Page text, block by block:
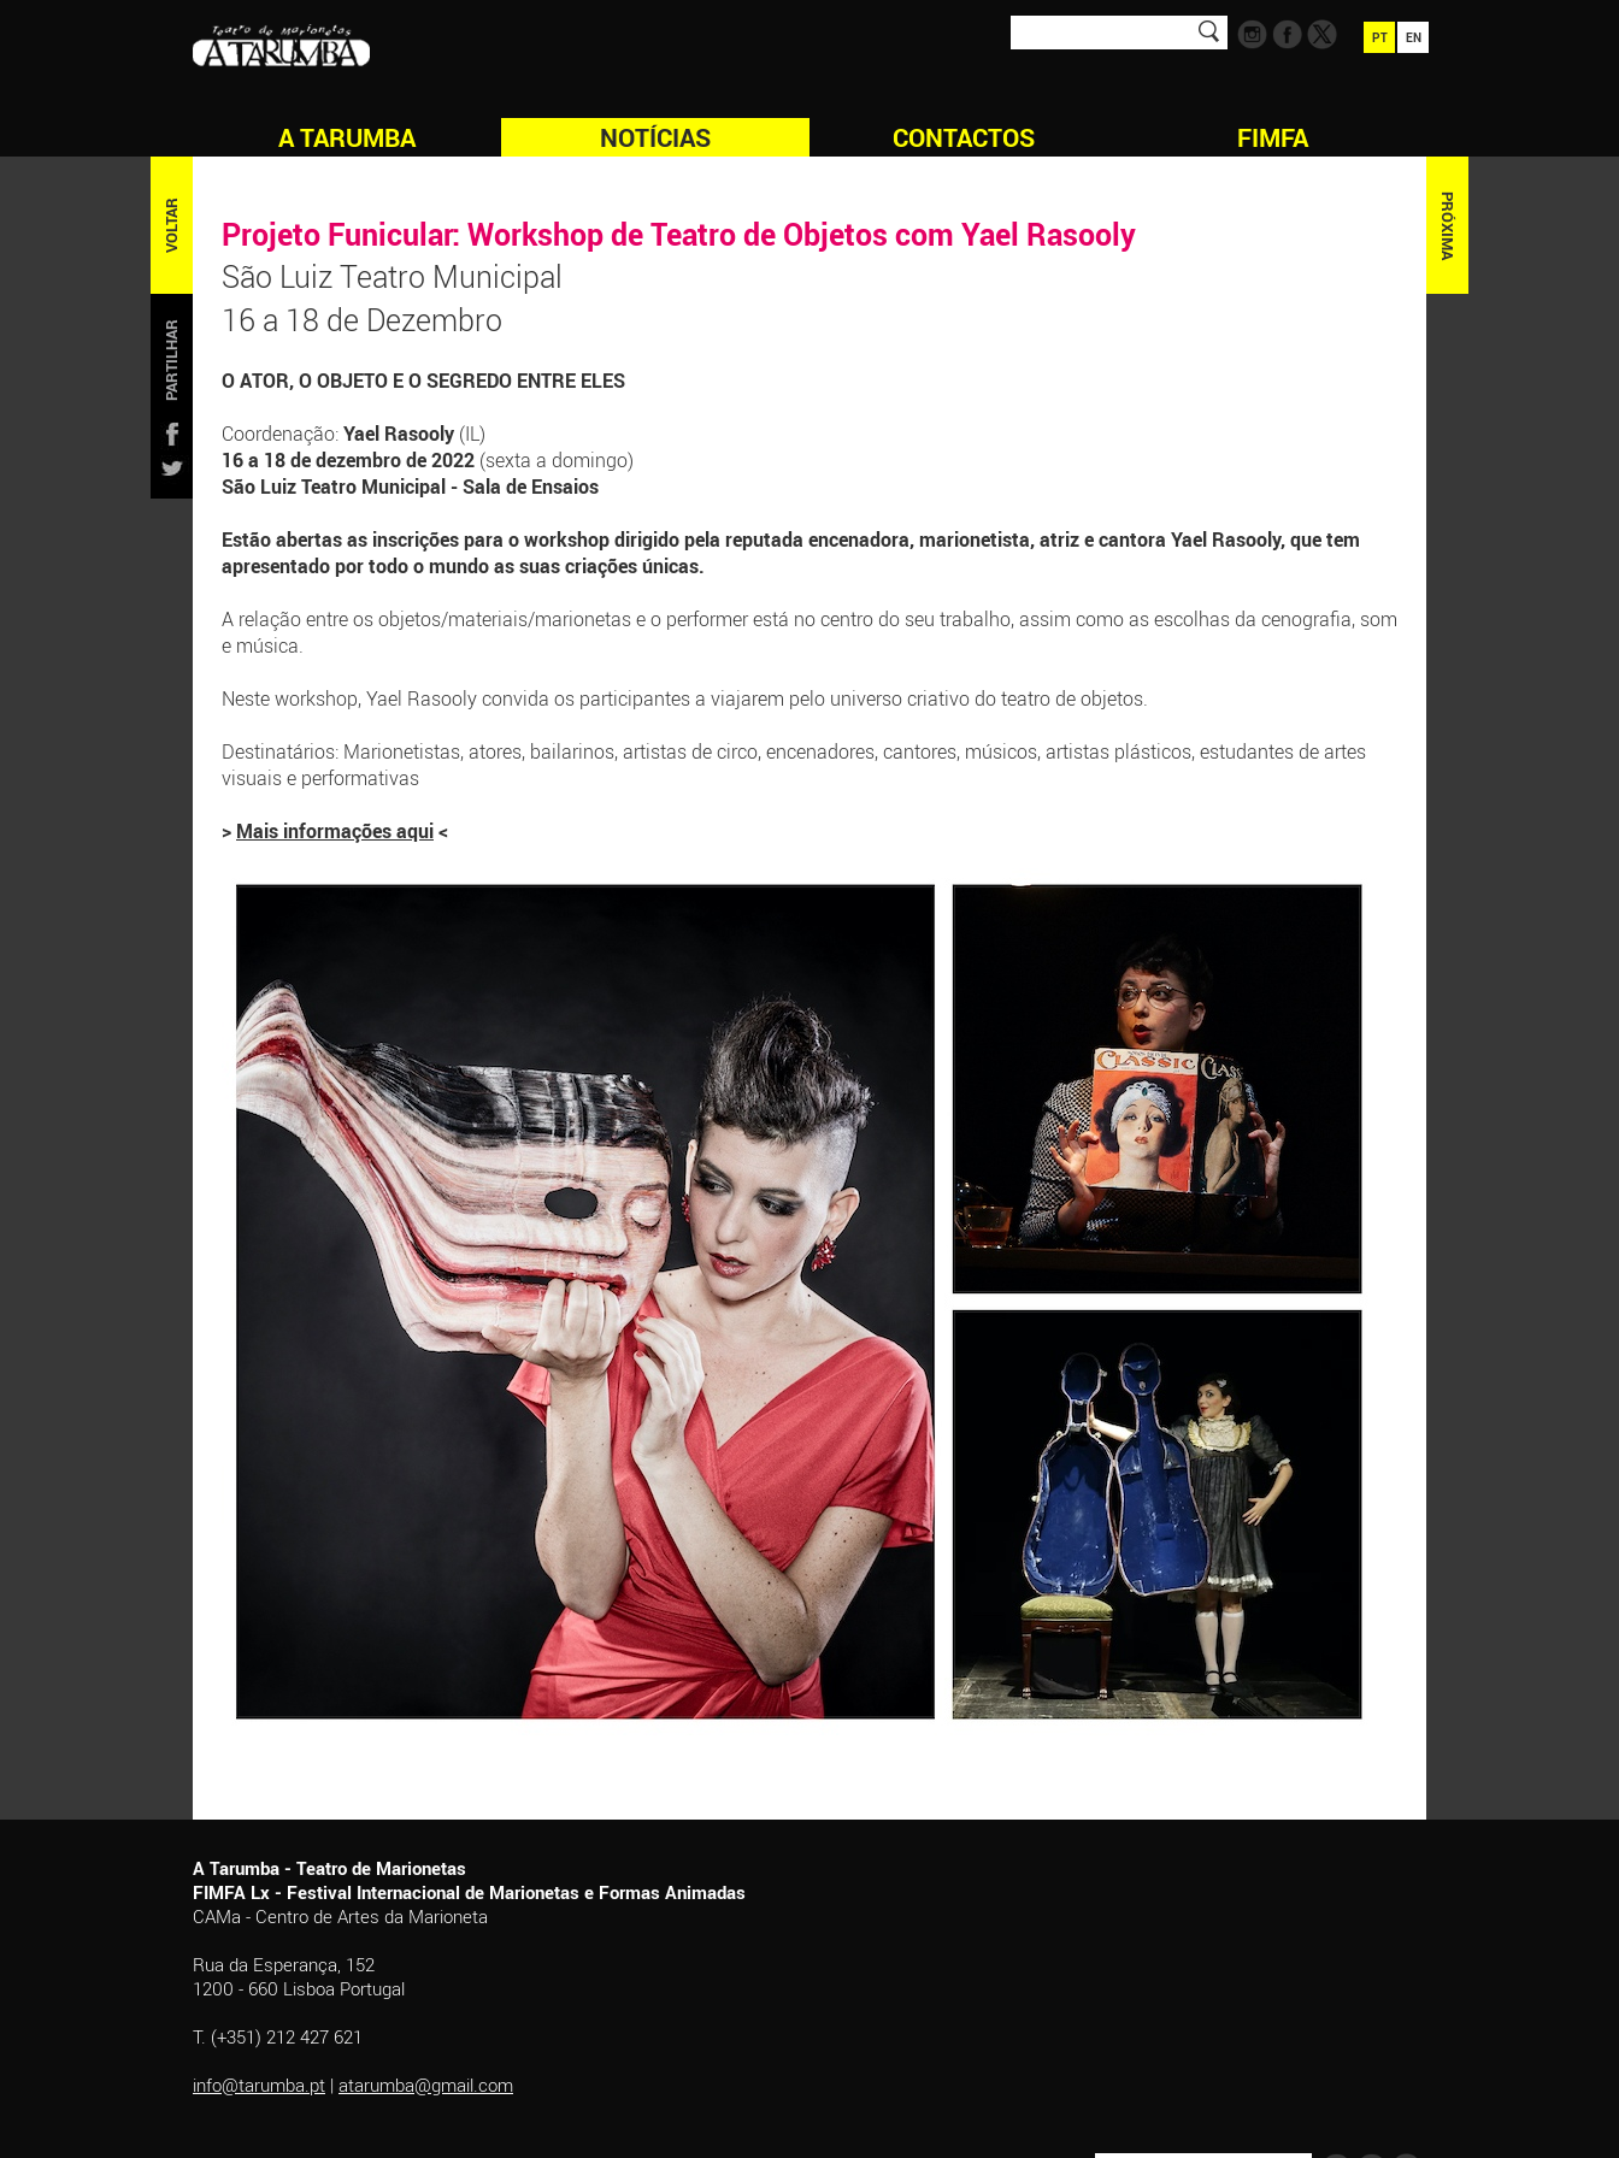
A TARUMBA NOTÍCIAS CONTACTOS FIMFA
PT EN
VOLTAR PRÓXIMA
PARTILHAR
Projeto Funicular: Workshop de Teatro de Objetos com Yael Rasooly
São Luiz Teatro Municipal
16 a 18 de Dezembro
O ATOR, O OBJETO E O SEGREDO ENTRE ELES
Coordenação:Yael Rasooly (IL)
16 a 18 de dezembro de 2022 (sexta a domingo)
São Luiz Teatro Municipal - Sala de Ensaios
Estão abertas as inscrições para o workshop dirigido pela reputada encenadora, marionetista, atriz e cantora Yael Rasooly, que tem
apresentado por todo o mundo as suas criações únicas.
A relação entre os objetos/materiais/marionetas e o performer está no centro do seu trabalho, assim como as escolhas da cenografia, som
e música.
Neste workshop, Yael Rasooly convida os participantes a viajarem pelo universo criativo do teatro de objetos.
Destinatários: Marionetistas, atores, bailarinos, artistas de circo, encenadores, cantores, músicos, artistas plásticos, estudantes de artes
visuais e performativas
> Mais informações aqui<
A Tarumba - Teatro de Marionetas
FIMFA Lx - Festival Internacional de Marionetas e Formas Animadas
CAMa - Centro de Artes da Marioneta
Rua da Esperança, 152
1200 - 660 Lisboa Portugal
T. (+351) 212 427 621
info@tarumba.pt | atarumba@gmail.com